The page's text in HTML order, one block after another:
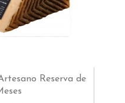
Reserva de